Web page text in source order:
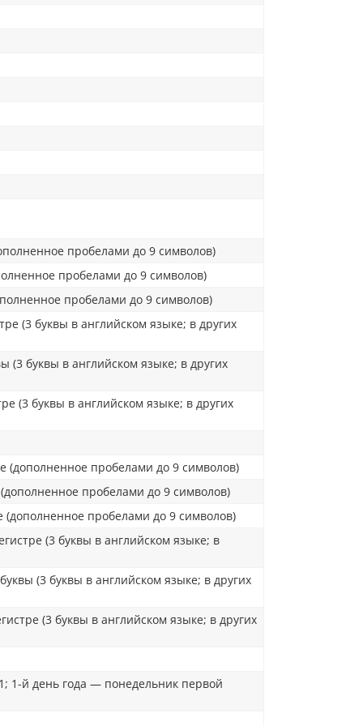
пробелами до 9 символов)
пробелами до 9 символов)
пробелами до 9 символов)
(3 буквы в английском языке; в других
(3 буквы в английском языке; в других
(3 буквы в английском языке; в других
(дополненное пробелами до 9 символов)
пробелами до 9 символов)
пробелами до 9 символов)
(3 буквы в английском языке; в
(3 буквы в английском языке; в других
(3 буквы в английском языке; в других
1-й день года — понедельник первой